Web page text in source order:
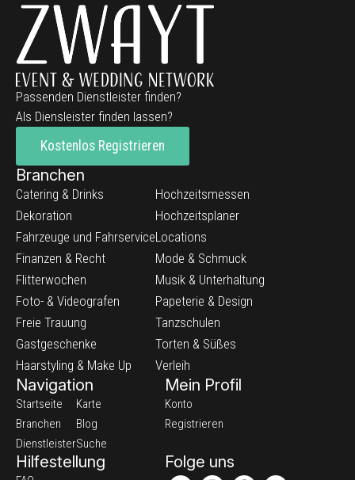
Passenden Dienstleister finden?
Als Diensleister finden lassen?
Kostenlos Registrieren
Branchen
Catering & Drinks
Dekoration
Fahrzeuge und Fahrservice
Finanzen & Recht
Flitterwochen
Foto- & Videografen
Freie Trauung
Gastgeschenke
Haarstyling & Make Up
Hochzeitsmessen
Hochzeitsplaner
Locations
Mode & Schmuck
Musik & Unterhaltung
Papeterie & Design
Tanzschulen
Torten & Süßes
Verleih
Navigation
Startseite
Branchen
Dienstleister
Karte
Blog
Suche
Mein Profil
Konto
Registrieren
Hilfestellung Folge uns